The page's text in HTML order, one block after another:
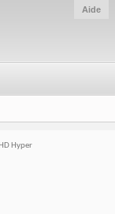
Aide
Hyper